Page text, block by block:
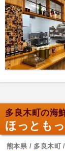
多良木町の海
ほっとも
熊本県 / 多良木町